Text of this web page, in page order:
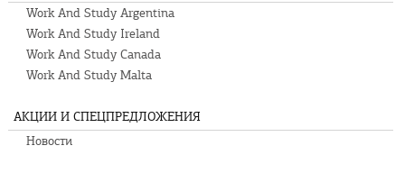
Work And Study Argentina
Work And Study Ireland
Work And Study Canada
Work And Study Malta
АКЦИИ И СПЕЦПРЕДЛОЖЕНИЯ
Новости